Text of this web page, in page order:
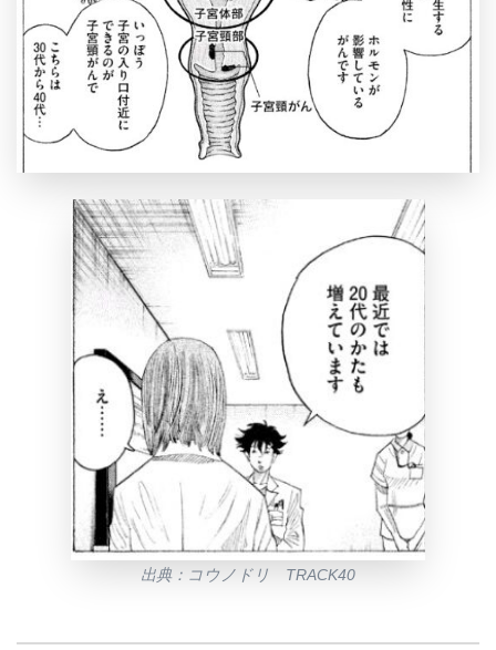
出典：コウノドリ TRACK40